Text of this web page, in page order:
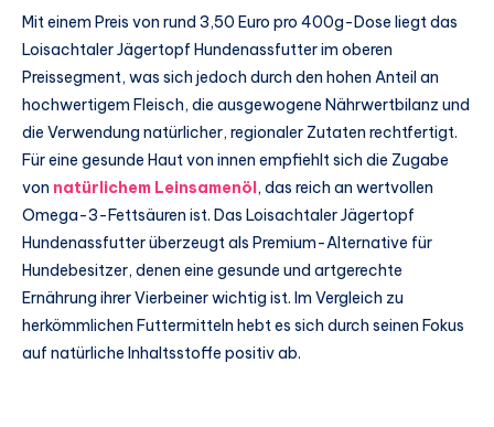
Mit einem Preis von rund 3,50 Euro pro 400g-Dose liegt das
Loisachtaler Jägertopf Hundenassfutter im oberen
Preissegment, was sich jedoch durch den hohen Anteil an
hochwertigem Fleisch, die ausgewogene Nährwertbilanz und
die Verwendung natürlicher, regionaler Zutaten rechtfertigt.
Für eine gesunde Haut von innen empfiehlt sich die Zugabe
von natürlichem Leinsamenöl, das reich an wertvollen
Omega-3-Fettsäuren ist. Das Loisachtaler Jägertopf
Hundenassfutter überzeugt als Premium-Alternative für
Hundebesitzer, denen eine gesunde und artgerechte
Ernährung ihrer Vierbeiner wichtig ist. Im Vergleich zu
herkömmlichen Futtermitteln hebt es sich durch seinen Fokus
auf natürliche Inhaltsstoffe positiv ab.